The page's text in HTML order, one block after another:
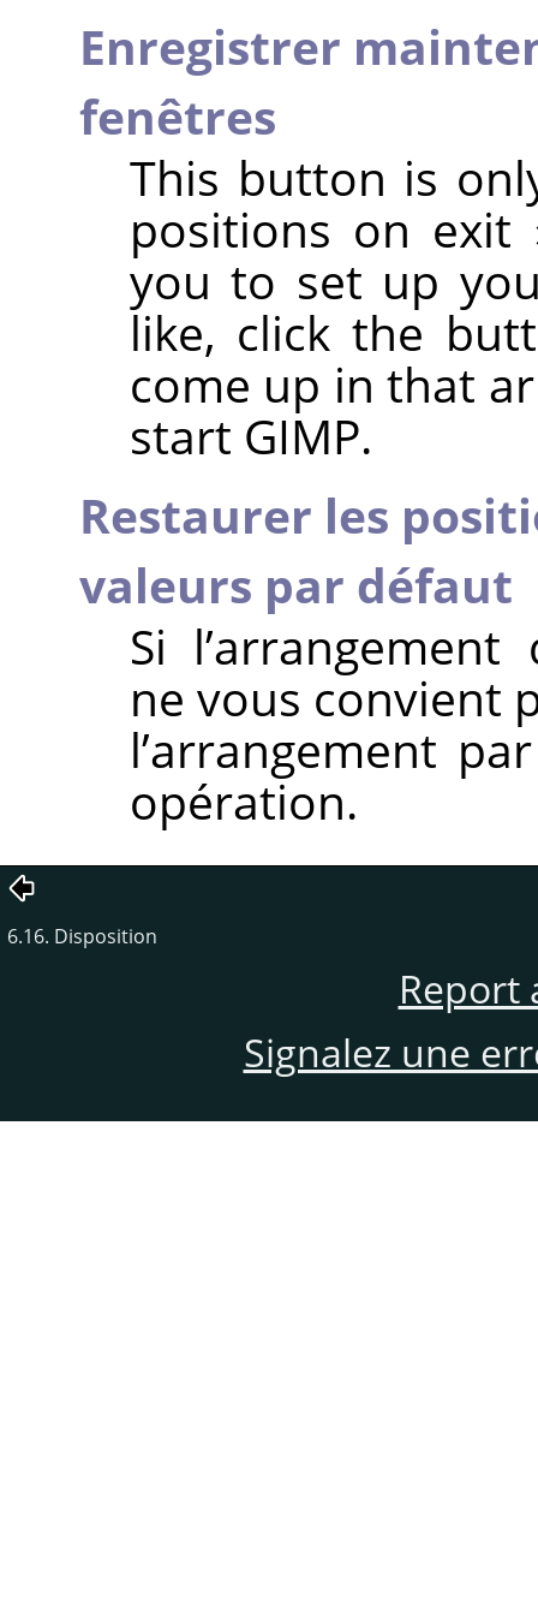
Enregistrer
fenêtres
This button is
positions on exit
you to set up
like, click the
come up in that
start GIMP.
Restaurer les
valeurs par défaut
Si
ne vous convient
l’arrangement
opération.
6.16. Disposition
Report
Signalez une